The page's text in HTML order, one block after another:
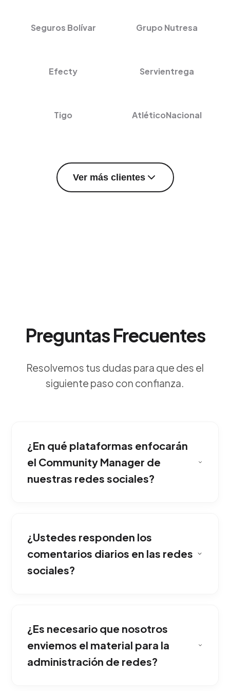
Seguros Bolívar Grupo Nutresa
Efecty Servientrega
Tigo AtléticoNacional
Ver más clientes
Preguntas Frecuentes
Resolvemos tus dudas para que des el
siguiente paso con confianza.
¿En qué plataformas enfocarán
el Community Manager de
nuestras redes sociales?
programada, respuesta a comentarios e
interacción con la comunidad para construir
fidelidad hacia tu marca.
¿Ustedes responden los
comentarios diarios en las redes
sociales?
sobre la cantidad. Diseñamos un mix perfecto
entre reels, carruseles y fotografías
corporativas.
¿Es necesario que nosotros
enviemos el material para la
administración de redes?